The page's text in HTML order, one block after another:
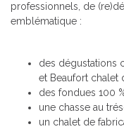
professionnels, de
emblématique :
des dégustations
et Beaufort chalet
des fondues 100
une chasse au
un chalet de